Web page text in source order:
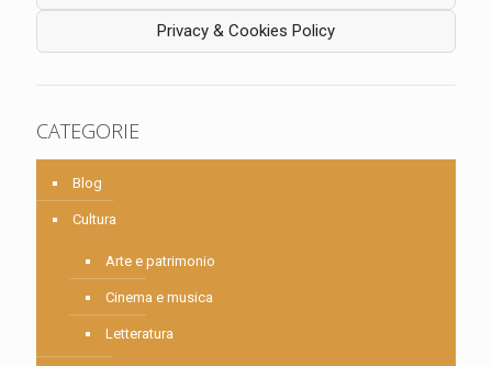
Privacy & Cookies Policy
CATEGORIE
Blog
Cultura
Arte e patrimonio
Cinema e musica
Letteratura